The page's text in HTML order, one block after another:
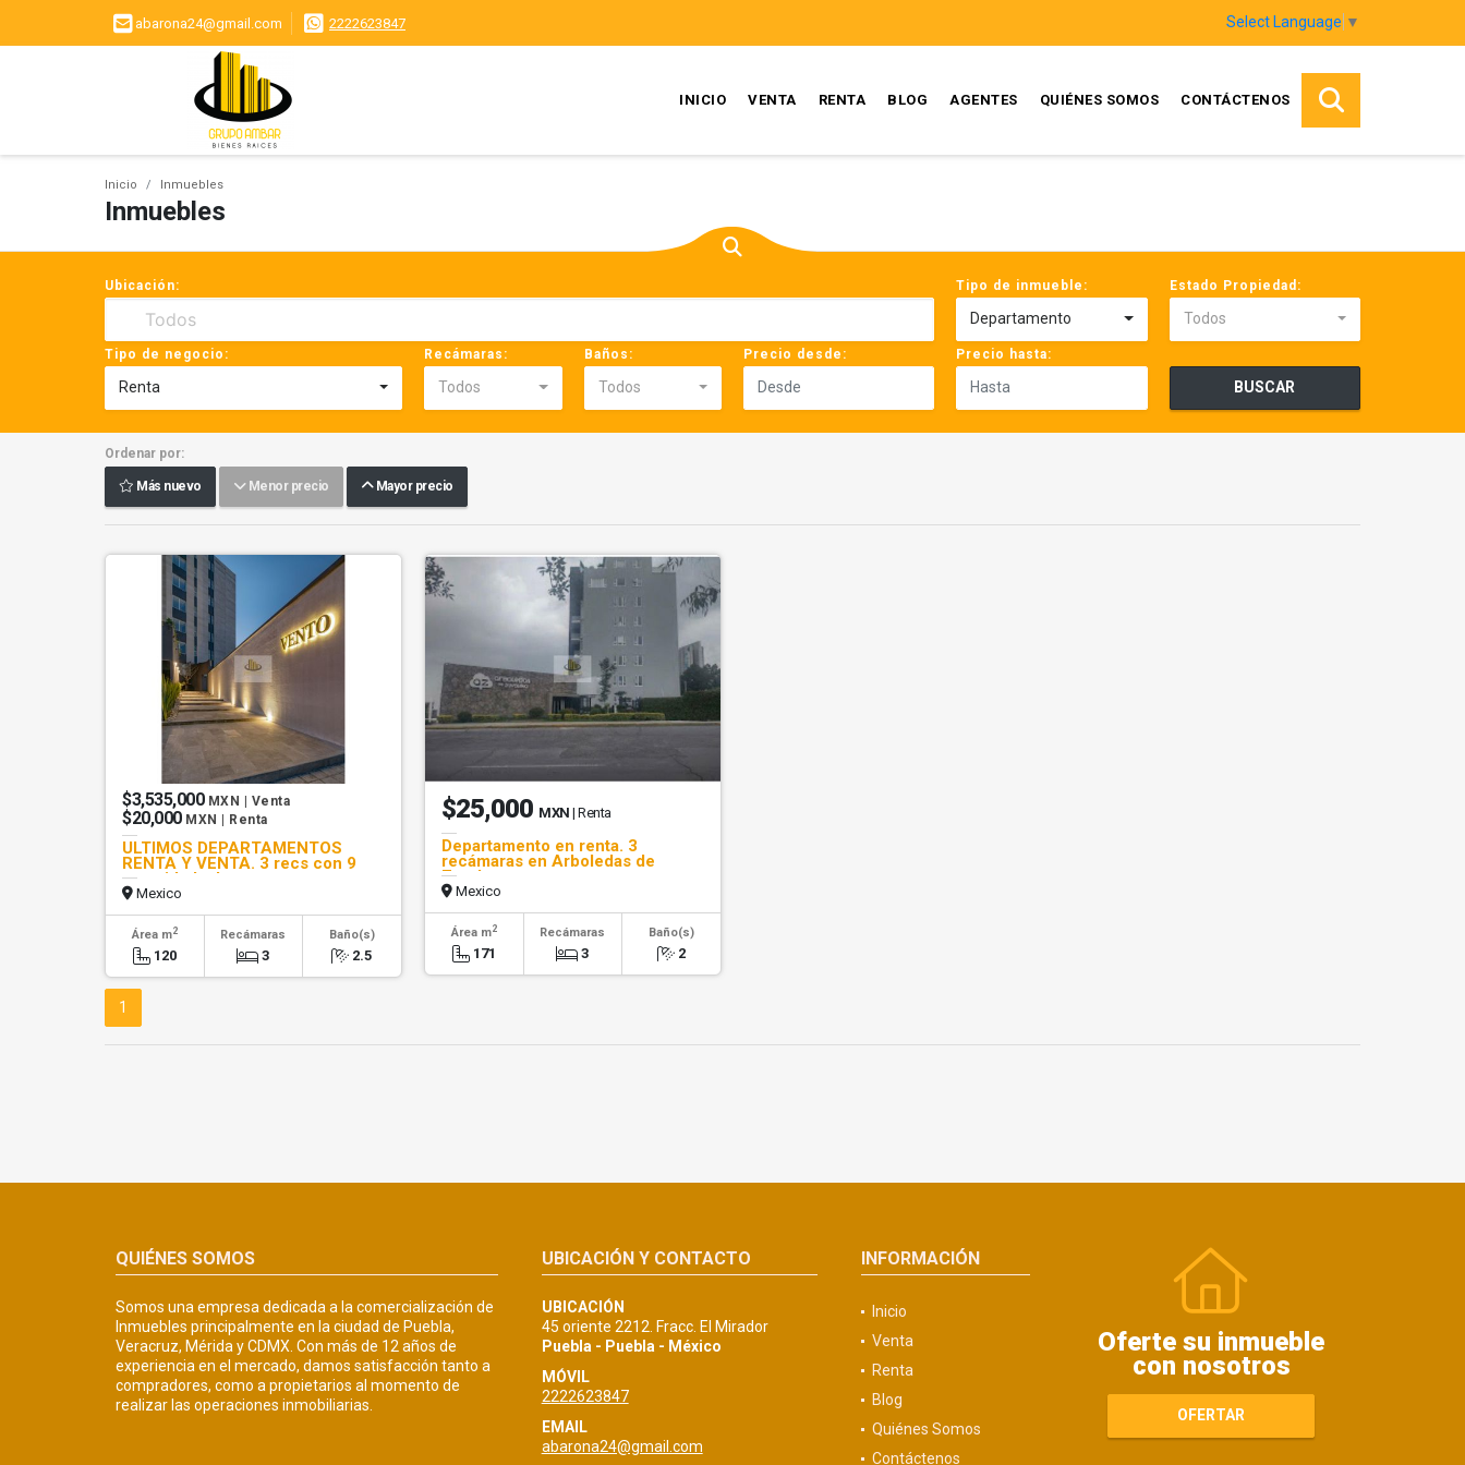
abarona24@gmail.com 2222623847 Select Language ▼
INICIO VENTA RENTA BLOG AGENTES QUIÉNES SOMOS CONTÁCTENOS
Inicio Inmuebles
Inmuebles
Ubicación: Tipo de inmueble:
Departamento
Estado Propiedad:
Todos
Tipo de negocio:
Renta
Recámaras:
Todos
Baños:
Todos
Precio desde: Precio hasta:
BUSCAR
Ordenar por:
Más nuevo Menor precio Mayor precio
$3,535,000 MXN | Venta
$20,000 MXN | Renta
ULTIMOS DEPARTAMENTOS
RENTA Y VENTA. 3 recs con 9
amenidades!
Mexico
Área m2
120
Recámaras
3
Baño(s)
2.5
$25,000 MXN | Renta
Departamento en renta. 3
recámaras en Arboledas de
Zavaleta
Mexico
Área m2
171
Recámaras
3
Baño(s)
2
1
QUIÉNES SOMOS
Somos una empresa dedicada a la comercialización de
Inmuebles principalmente en la ciudad de Puebla,
Veracruz, Mérida y CDMX. Con más de 12 años de
experiencia en el mercado, damos satisfacción tanto a
compradores, como a propietarios al momento de
realizar las operaciones inmobiliarias.
UBICACIÓN Y CONTACTO
UBICACIÓN
45 oriente 2212. Fracc. El Mirador
Puebla - Puebla - México
MÓVIL
2222623847
EMAIL
abarona24@gmail.com
INFORMACIÓN
Inicio
Venta
Renta
Blog
Quiénes Somos
Contáctenos
Oferte su inmueble
con nosotros
OFERTAR